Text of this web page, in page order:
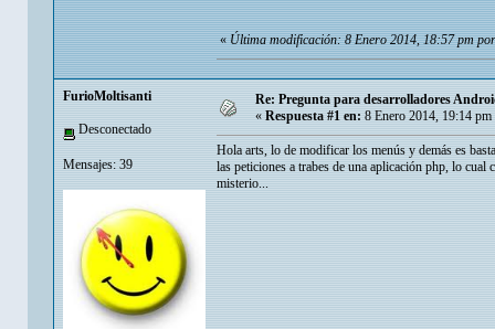
«Última modificación: 8 Enero 2014, 18:57 pm
FurioMoltisanti
Desconectado
Mensajes: 39
Re: Pregunta para desarrolladores
« Respuesta #1 en: 8 Enero 2014, 19:14 pm
Hola arts, lo de modificar los menús y demás es
las peticiones a trabes de una aplicación php, lo
misterio...